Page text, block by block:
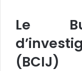
Le